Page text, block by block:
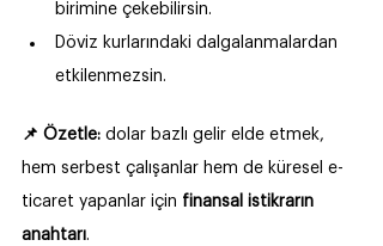
birimine çekebilirsin.
Döviz kurlarındaki dalgalanmalardan
etkilenmezsin.
📌 Özetle: dolar bazlı gelir elde etmek,
hem serbest çalışanlar hem de küresel e-
ticaret yapanlar için finansal istikrarın
anahtarı.